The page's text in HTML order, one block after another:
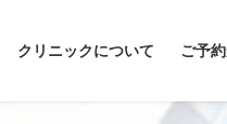
クリニックについて ご予